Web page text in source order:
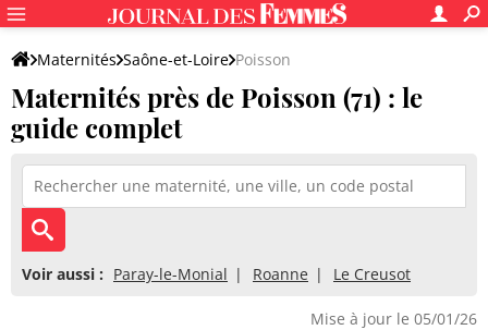
Maternités Saône-et-Loire Poisson
Maternités près de Poisson (71) : le
guide complet
Voir aussi : Paray-le-Monial Roanne Le Creusot
Mise à jour le 05/01/26